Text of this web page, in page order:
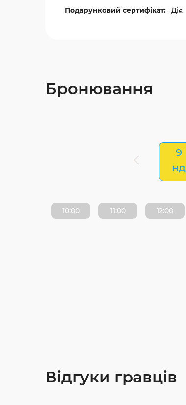
Подарунковий сертифікат: Діє
Бронювання
9
нд
10:00 11:00 12:00
Відгуки гравців